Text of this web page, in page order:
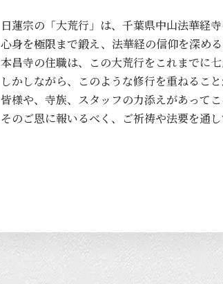
日蓮宗の 「大荒行」は、 千葉県中山法華経
心身を極限まで鍛え、 法華経の信仰を深める
本昌寺の住職は、 この大荒行をこれまでに
しかしながら、
このような修行を重ねる こ
皆様や、 寺族、 スタッフの力添えがあってこ
そのご恩に報いるべく、 ご祈祷や法要を通